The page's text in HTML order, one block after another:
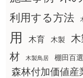
利用する方法
用
木育 木製
材
木製鳥居 棚田百
森林付加価値産